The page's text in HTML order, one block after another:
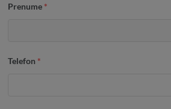
Prenume *
Telefon *